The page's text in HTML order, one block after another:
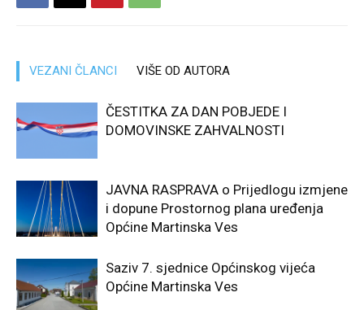
VEZANI ČLANCI VIŠE OD AUTORA
ČESTITKA ZA DAN POBJEDE I
DOMOVINSKE ZAHVALNOSTI
JAVNA RASPRAVA o Prijedlogu izmjene
i dopune Prostornog plana uređenja
Općine Martinska Ves
Saziv 7. sjednice Općinskog vijeća
Općine Martinska Ves